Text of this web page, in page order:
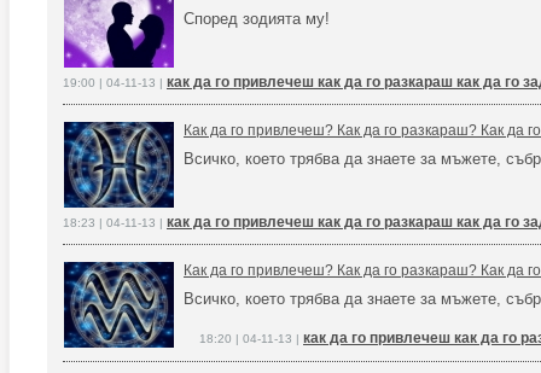
Според зодията му!
19:00 | 04-11-13 | как да го привлечеш как да го разкараш как да го
Как да го привлечеш? Как да го разкараш? Как да
Всичко, което трябва да знаете за мъжете,
18:23 | 04-11-13 | как да го привлечеш как да го разкараш как да го
Как да го привлечеш? Как да го разкараш? Как да
Всичко, което трябва да знаете за мъжете,
18:20 | 04-11-13 | как да го привлечеш как да го